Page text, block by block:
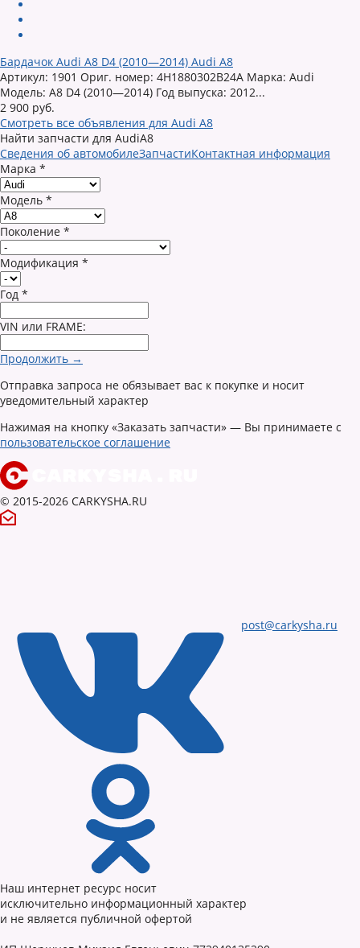
Бардачок Audi A8 D4 (2010—2014) Audi A8
Артикул: 1901 Ориг. номер: 4H1880302B24A Марка: Audi
Модель: A8 D4 (2010—2014) Год выпуска: 2012...
2 900 руб.
Смотреть все объявления для Audi A8
Найти запчасти для AudiA8
Сведения об автомобилеЗапчастиКонтактная информация
Марка *
Модель *
Поколение *
Модификация *
Год *
VIN или FRAME:
Продолжить →
Отправка запроса не обязывает вас к покупке и носит
уведомительный характер
Нажимая на кнопку «Заказать запчасти» — Вы принимаете с
пользовательское соглашение
© 2015-2026 CARKYSHA.RU
post@carkysha.ru
Наш интернет ресурс носит
исключительно информационный характер
и не является публичной офертой